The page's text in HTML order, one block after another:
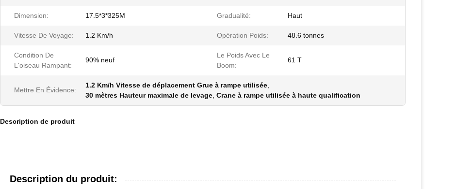
Dimension: 17.5*3*325M Gradualité: Haut
Vitesse De Voyage: 1.2 Km/h Opération Poids: 48.6 tonnes
Condition De
L'oiseau Rampant:
90% neuf
Le Poids Avec Le
Boom:
61 T
Mettre En Évidence:
1.2 Km/h Vitesse de déplacement Grue à rampe utilisée
30 mètres Hauteur maximale de levage Crane à rampe utilisée à haute qualification
Description de produit
Description du produit: